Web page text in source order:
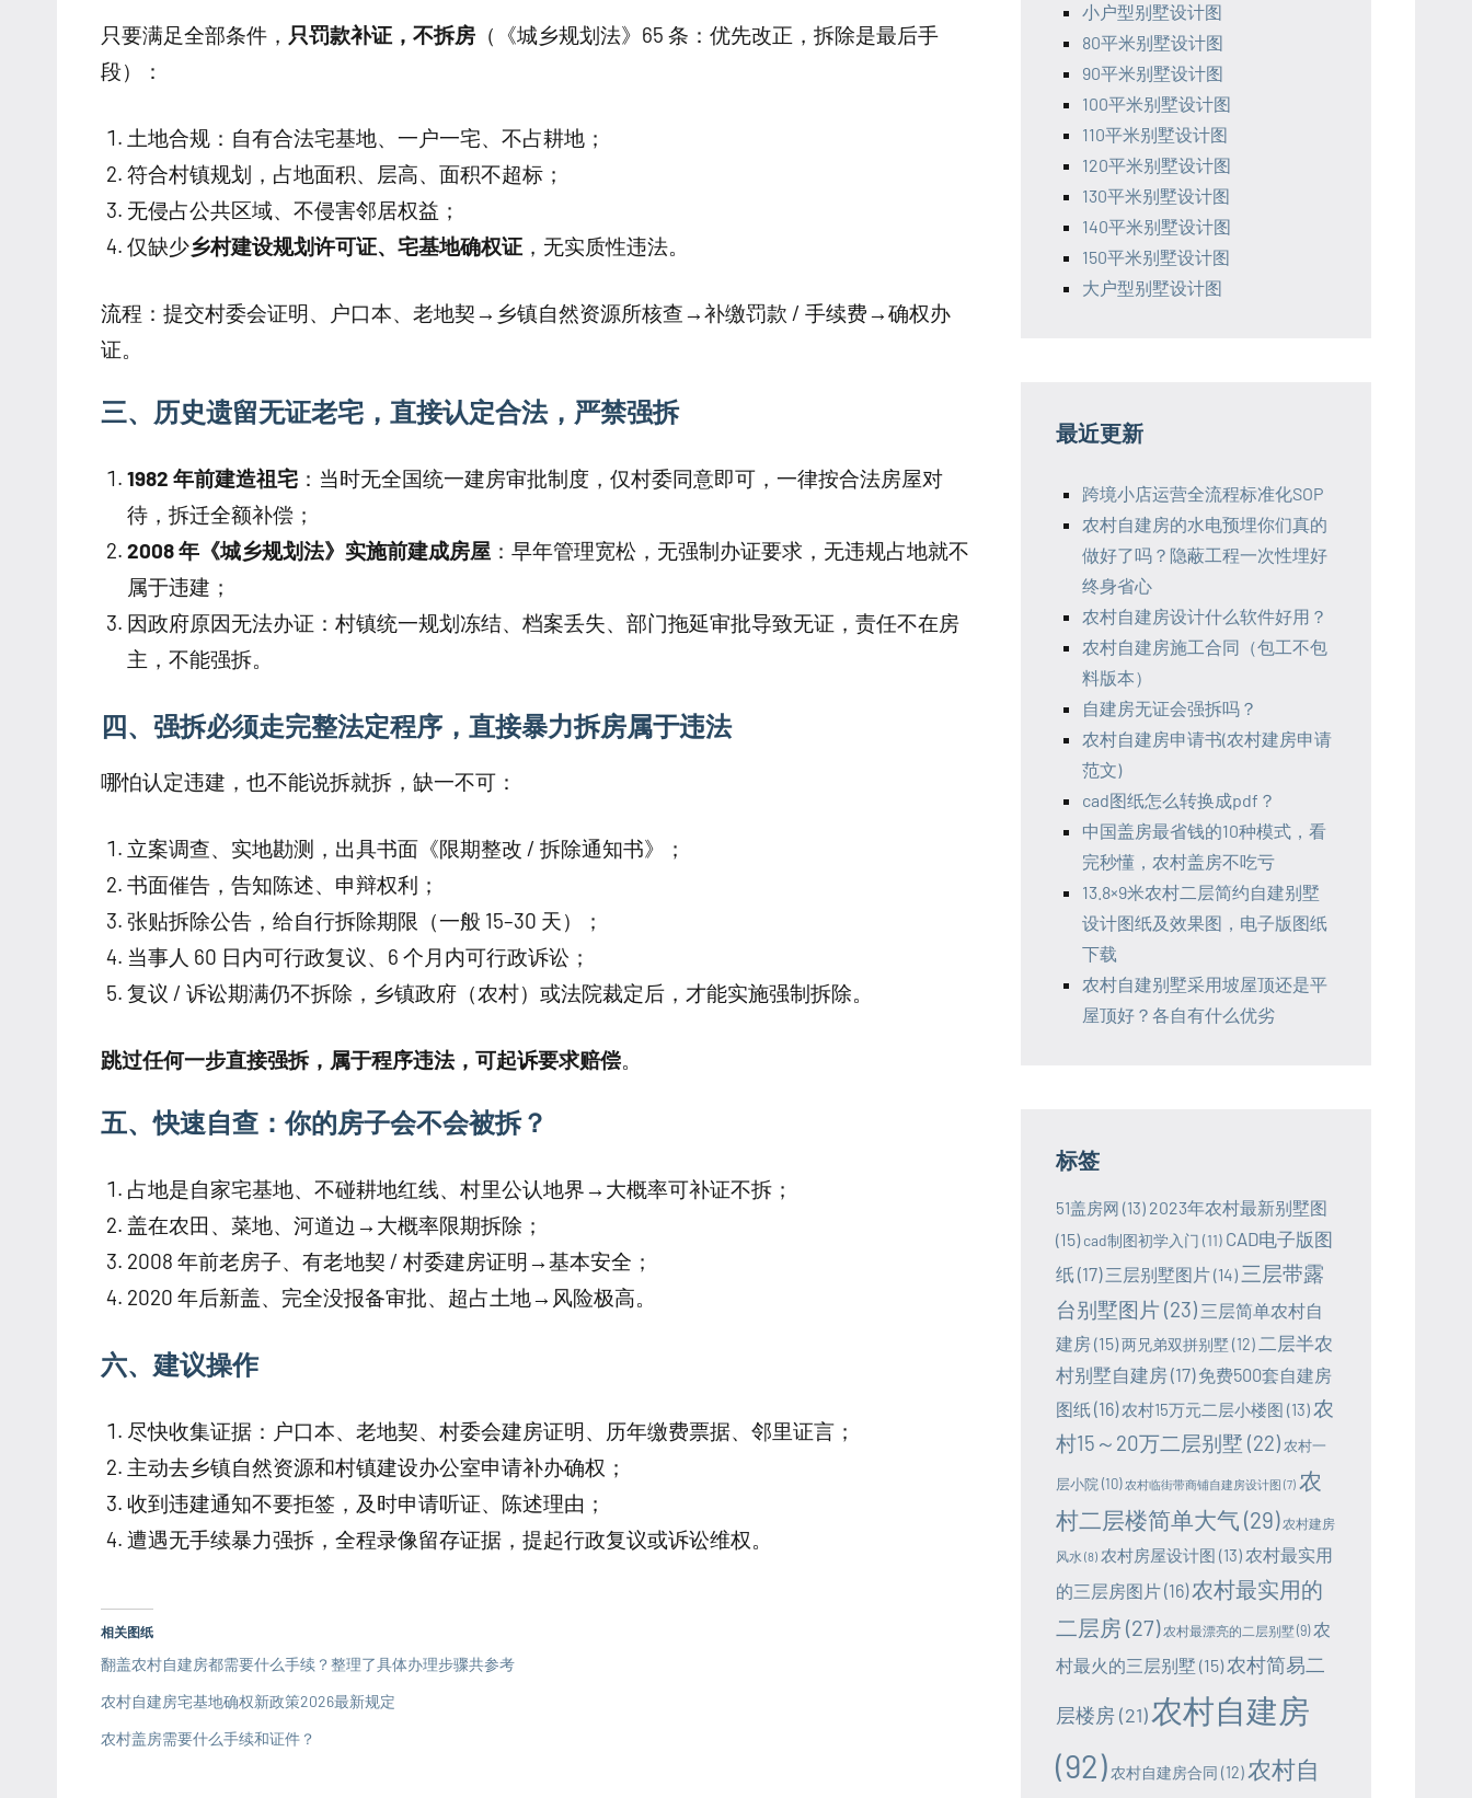
只要满足全部条件， 只罚款补证，不拆房 （《城乡规划法》65 条：优先改正，拆除是最后手
段）：
土地合规：自有合法宅基地、一户一宅、不占耕地；
符合村镇规划，占地面积、层高、面积不超标；
无侵占公共区域、不侵害邻居权益；
仅缺少乡村建设规划许可证、宅基地确权证 ，无实质性违法。
流程：提交村委会证明、户口本、老地契→乡镇自然资源所核查→补缴罚款 / 手续费→确权办
证。
三、历史遗留无证老宅，直接认定合法，严禁强拆
1982 年前建造祖宅 ：当时无全国统一建房审批制度，仅村委同意即可，一律按合法房屋对
待，拆迁全额补偿；
2008 年《城乡规划法》实施前建成房屋 ：早年管理宽松，无强制办证要求，无违规占地就不
属于违建；
因政府原因无法办证：村镇统一规划冻结、档案丢失、部门拖延审批导致无证，责任不在房
主，不能强拆。
四、强拆必须走完整法定程序，直接暴力拆房属于违法
哪怕认定违建，也不能说拆就拆，缺一不可：
立案调查、实地勘测，出具书面《限期整改 / 拆除通知书》；
书面催告，告知陈述、申辩权利；
张贴拆除公告，给自行拆除期限（一般 15–30 天）；
当事人 60 日内可行政复议、6 个月内可行政诉讼；
复议 / 诉讼期满仍不拆除，乡镇政府（农村）或法院裁定后，才能实施强制拆除。
跳过任何一步直接强拆，属于程序违法，可起诉要求赔偿。
五、快速自查：你的房子会不会被拆？
占地是自家宅基地、不碰耕地红线、村里公认地界→大概率可补证不拆；
盖在农田、菜地、河道边→大概率限期拆除；
2008 年前老房子、有老地契 / 村委建房证明→基本安全；
2020 年后新盖、完全没报备审批、超占土地→风险极高。
六、建议操作
尽快收集证据：户口本、老地契、村委会建房证明、历年缴费票据、邻里证言；
主动去乡镇自然资源和村镇建设办公室申请补办确权；
收到违建通知不要拒签，及时申请听证、陈述理由；
遭遇无手续暴力强拆，全程录像留存证据，提起行政复议或诉讼维权。
相关图纸
翻盖农村自建房都需要什么手续？整理了具体办理步骤共参考
农村自建房宅基地确权新政策2026最新规定
农村盖房需要什么手续和证件？
小户型别墅设计图
80平米别墅设计图
90平米别墅设计图
100平米别墅设计图
110平米别墅设计图
120平米别墅设计图
130平米别墅设计图
140平米别墅设计图
150平米别墅设计图
大户型别墅设计图
最近更新
跨境小店运营全流程标准化SOP
农村自建房的水电预埋你们真的
做好了吗？隐蔽工程一次性埋好
终身省心
农村自建房设计什么软件好用？
农村自建房施工合同（包工不包
料版本）
自建房无证会强拆吗？
农村自建房申请书(农村建房申请
范文)
cad图纸怎么转换成pdf？
中国盖房最省钱的10种模式，看
完秒懂，农村盖房不吃亏
13.8×9米农村二层简约自建别墅
设计图纸及效果图，电子版图纸
下载
农村自建别墅采用坡屋顶还是平
屋顶好？各自有什么优劣
标签
51盖房网 (13) 2023年农村最新别墅图
(15) cad制图初学入门 (11) CAD电子版图
纸(17) 三层别墅图片(14) 三层带露
台别墅图片 (23) 三层简单农村自
建房(15)两兄弟双拼别墅 (12) 二层半农
村别墅自建房(17) 免费500套自建房
图纸(16) 农村15万元二层小楼图 (13)农
村15～20万二层别墅 (22) 农村一
层小院 (10) 农村临街带商铺自建房设计图 (7) 农
村二层楼简单大气 (29) 农村建房
风水 (8) 农村房屋设计图 (13) 农村最实用
的三层房图片(16)农村最实用的
二层房 (27) 农村最漂亮的二层别墅(9) 农
村最火的三层别墅 (15)农村简易二
层楼房(21)农村自建房
(92) 农村自建房合同 (12) 农村自